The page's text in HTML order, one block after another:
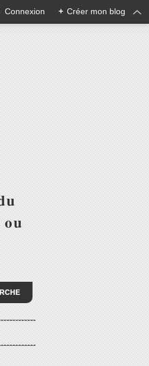
Connexion + Créer mon blog